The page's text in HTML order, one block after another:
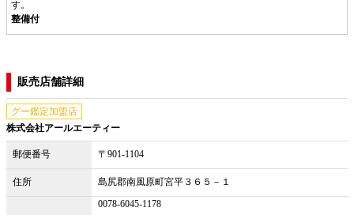
す。
整備付
販売店舗詳細
グー鑑定加盟店
株式会社アールエーティー
郵便番号 〒901-1104
住所 島尻郡南風原町宮平３６５－１
0078-6045-1178